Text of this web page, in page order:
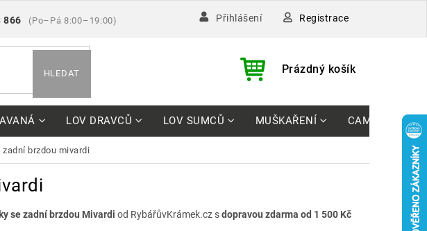
866 (Po–Pá 8:00–19:00) Přihlášení Registrace
HLEDAT
NÁKUPNÍ
Prázdný košík
LOV DRAVCŮ LOV SUMCŮ MUŠKAŘENÍ CAMPING
zadní brzdou mivardi
se zadní brzdou Mivardi od RybářůvKrámek.cz sdopravou zdarma od 1 500 Kč